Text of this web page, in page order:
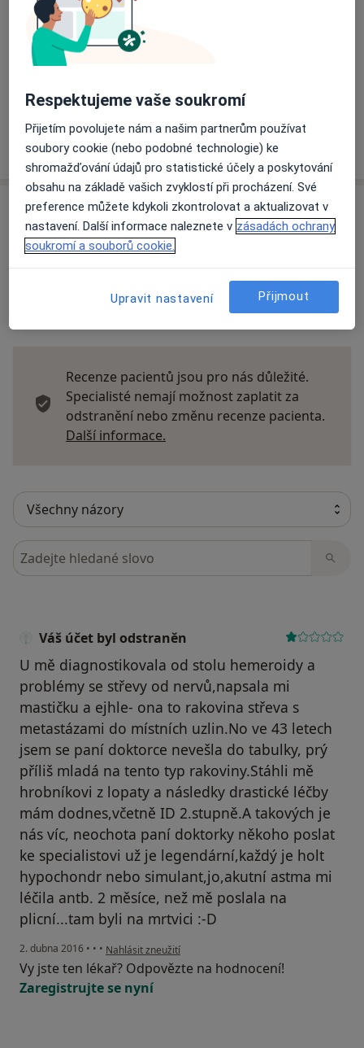
Co mám v takové situaci udělat?
Způsoby platby (soukromé návštěvy)
Detaily
Víceo adrese
Názory
Přidejte svůj názor
Recenze pacientů jsou pro nás důležité.
Specialisté nemají možnost zaplatit za
odstranění nebo změnu recenze pacienta.
Další informace.
Hledejte v názorech
Váš účet byl odstraněn
U mě diagnostikovala od stolu hemeroidy a
problémy se střevy od nervů,napsala mi
mastičku a ejhle- ona to rakovina střeva s
metastázami do místních uzlin.No ve 43 letech
jsem se paní doktorce nevešla do tabulky, prý
příliš mladá na tento typ rakoviny.Stáhli mě
hrobníkovi z lopaty a následky drastické léčby
mám dodnes,včetně ID 2.stupně.A takových je
nás víc, neochota paní doktorky někoho poslat
ke specialistovi už je legendární,každý je holt
hypochondr nebo simulant,jo,akutní astma mi
léčila antb. 2 měsíce, než mě poslala na
plicní...tam byli na mrtvici :-D
2. dubna 2016 • • • podle názoru uživatele Váš účet byl odstraněn
Nahlásit zneužití
Vy jste ten lékař? Odpovězte na hodnocení!
Zaregistrujte se nyní
Respektujeme vaše soukromí
Přijetím povolujete nám a našim partnerům používat
soubory cookie (nebo podobné technologie) ke
shromažďování údajů pro statistické účely a poskytování
obsahu na základě vašich zvyklostí při procházení. Své
preference můžete kdykoli zkontrolovat a aktualizovat v
nastavení. Další informace naleznete v zásadách ochrany
soukromí a souborů cookie.
Upravit nastavení Přijmout